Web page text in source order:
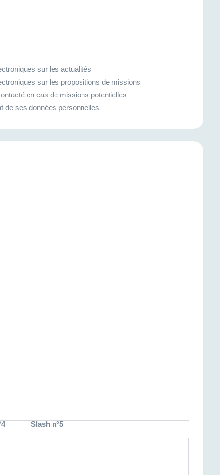
sur les actualités
sur les propositions de missions
en cas de missions potentielles
de ses données personnelles
Slash n°5